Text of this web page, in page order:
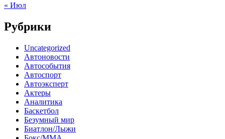
« Июл
Рубрики
Uncategorized
Автоновости
Автособытия
Автоспорт
Автоэксперт
Актеры
Аналитика
Баскетбол
Безумный мир
Биатлон/Лыжи